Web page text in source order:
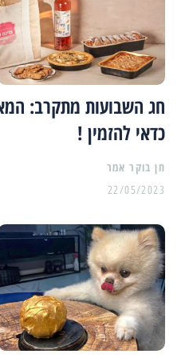
חג השבועות מתקרב:
כדאי להזמין !
22/05/2023